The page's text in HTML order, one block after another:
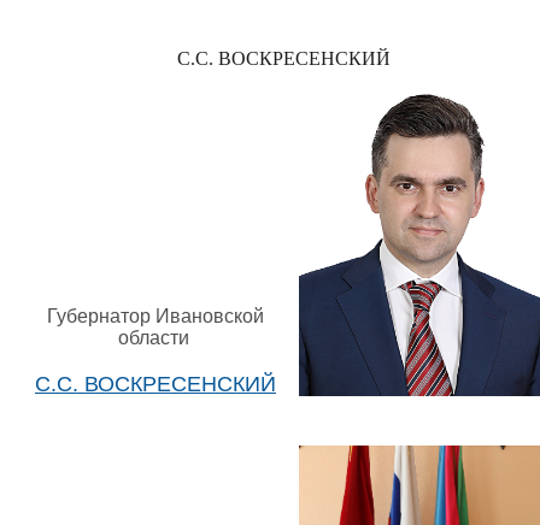
С.С. ВОСКРЕСЕНСКИЙ
Губернатор Ивановской
области
С.С. ВОСКРЕСЕНСКИЙ